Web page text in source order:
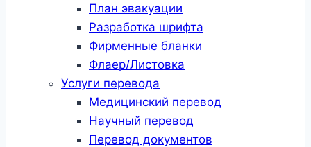
План эвакуации
Разработка шрифта
Фирменные бланки
Флаер/Листовка
Услуги перевода
Медицинский перевод
Научный перевод
Перевод документов